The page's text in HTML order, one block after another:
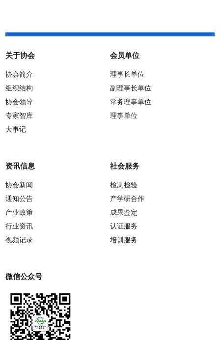
关于协会
协会简介
组织结构
协会领导
专家智库
大事记
会员单位
理事长单位
副理事长单位
常务理事单位
理事单位
资讯信息
协会新闻
通知公告
产业政策
行业资讯
视频记录
社会服务
检测检验
产学研合作
成果鉴定
认证服务
培训服务
微信公众号